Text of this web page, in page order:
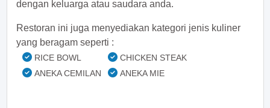
dengan keluarga atau saudara anda.
Restoran ini juga menyediakan kategori jenis kuliner
yang beragam seperti :
RICE BOWL
CHICKEN STEAK
ANEKA CEMILAN
ANEKA MIE